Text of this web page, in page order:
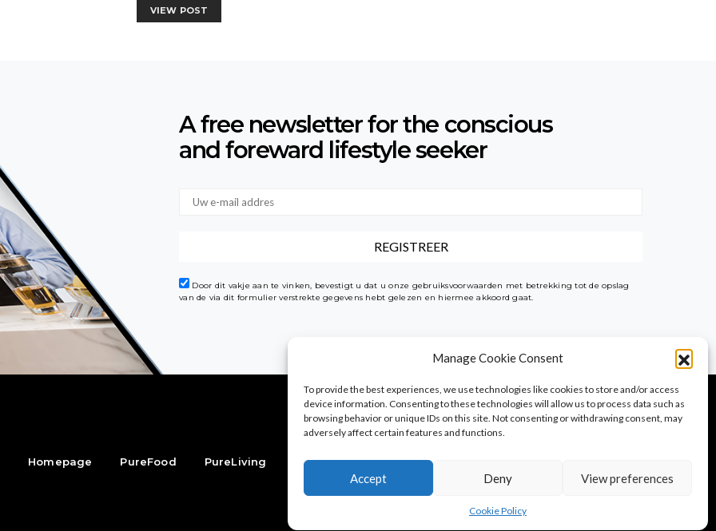
Manage Cookie Consent
To provide the best experiences, we use technologies like cookies to store and/or access
device information. Consenting to these technologies will allow us to process data such as
browsing behavior or unique IDs on this site. Not consenting or withdrawing consent, may
adversely affect certain features and functions.
Accept Deny View preferences
Cookie Policy
VIEW POST
A free newsletter for the conscious
and foreward lifestyle seeker
Door dit vakje aan te vinken, bevestigt u dat u onze gebruiksvoorwaarden met betrekking tot de opslag
van de via dit formulier verstrekte gegevens hebt gelezen en hiermee akkoord gaat.
Homepage PureFood PureLiving PureStyle PureTravel